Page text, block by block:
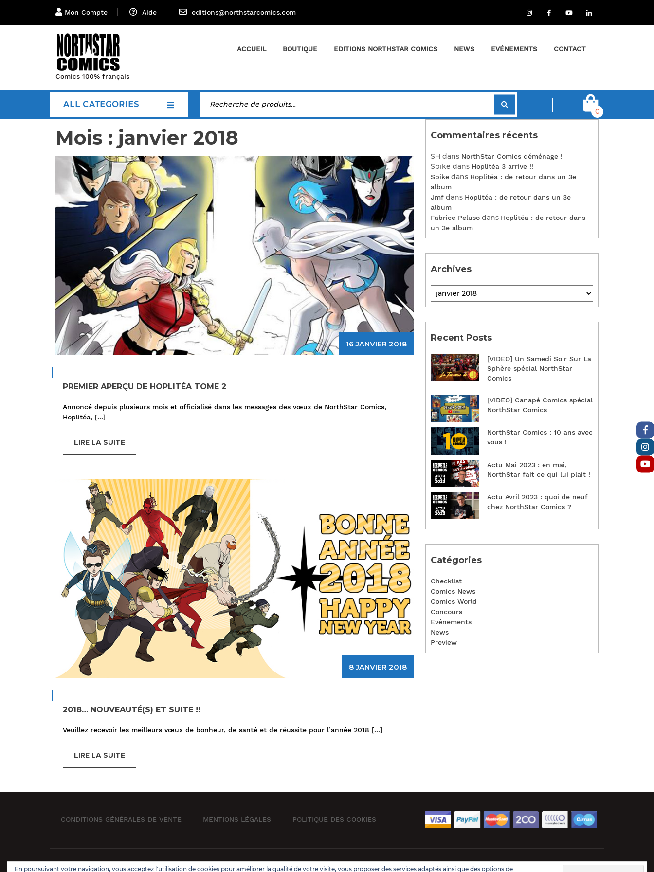
Mon Compte Aide editions@northstarcomics.com
Comics 100% français
ACCUEIL BOUTIQUE EDITIONS NORTHSTAR COMICS NEWS EVÉNEMENTS CONTACT
ALL CATEGORIES
0
Mois : janvier 2018
16 JANVIER 2018
PREMIER APERÇU DE HOPLITÉA TOME 2
Annoncé depuis plusieurs mois et officialisé dans les messages des vœux de NorthStar Comics,
Hoplitéa, [...]
LIRE LA SUITE
8 JANVIER 2018
2018… NOUVEAUTÉ(S) ET SUITE !!
Veuillez recevoir les meilleurs vœux de bonheur, de santé et de réussite pour l’année 2018 [...]
LIRE LA SUITE
Commentaires récents
SH dans NorthStar Comics déménage !
Spike dans Hoplitéa 3 arrive !!
Spike dans Hoplitéa : de retour dans un 3e
album
Jmf dans Hoplitéa : de retour dans un 3e
album
Fabrice Peluso dans Hoplitéa : de retour dans
un 3e album
Archives
Recent Posts
[VIDEO] Un Samedi Soir Sur La
Sphère spécial NorthStar
Comics
[VIDEO] Canapé Comics spécial
NorthStar Comics
NorthStar Comics : 10 ans avec
vous !
Actu Mai 2023 : en mai,
NorthStar fait ce qui lui plait !
Actu Avril 2023 : quoi de neuf
chez NorthStar Comics ?
Catégories
Checklist
Comics News
Comics World
Concours
Evénements
News
Preview
CONDITIONS GÉNÉRALES DE VENTE MENTIONS LÉGALES POLITIQUE DES COOKIES
Book Store Wordpress Theme 2021 | All Rights Reserved.Design & Developed byVW Themes
En poursuivant votre navigation, vous acceptez l'utilisation de cookies pour améliorer la qualité de votre visite, vous proposer des services adaptés ainsi que des options de